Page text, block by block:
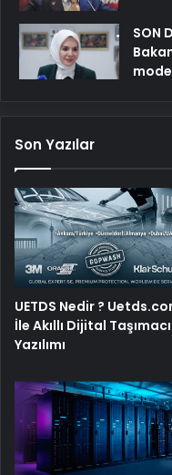
SON
Son Yazılar
UETDS Nedir ?
İle Akıllı Dijital
Yazılımı